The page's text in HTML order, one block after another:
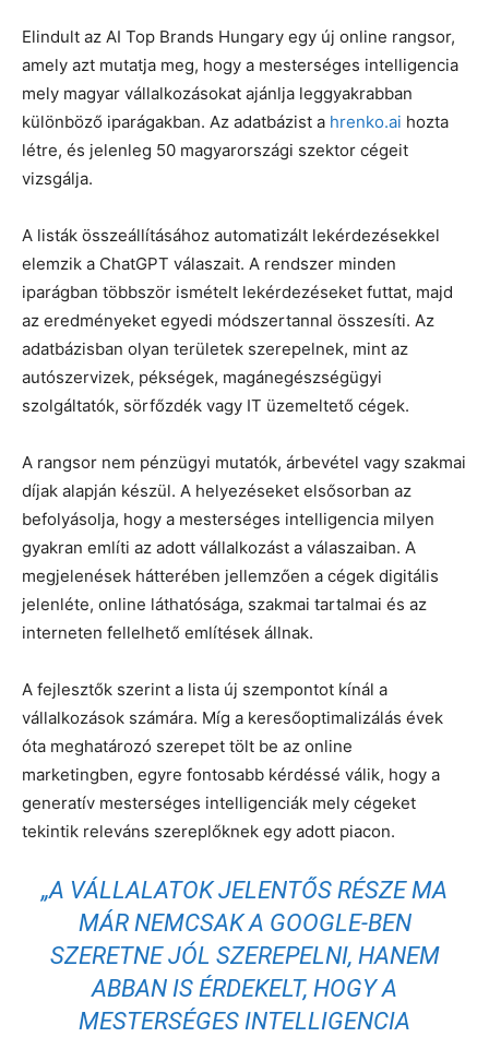
Elindult az AI Top Brands Hungary egy új online rangsor,
amely azt mutatja meg, hogy a mesterséges intelligencia
mely magyar vállalkozásokat ajánlja leggyakrabban
különböző iparágakban. Az adatbázist a hrenko.ai hozta
létre, és jelenleg 50 magyarországi szektor cégeit
vizsgálja.
A listák összeállításához automatizált lekérdezésekkel
elemzik a ChatGPT válaszait. A rendszer minden
iparágban többször ismételt lekérdezéseket futtat, majd
az eredményeket egyedi módszertannal összesíti. Az
adatbázisban olyan területek szerepelnek, mint az
autószervizek, pékségek, magánegészségügyi
szolgáltatók, sörfőzdék vagy IT üzemeltető cégek.
A rangsor nem pénzügyi mutatók, árbevétel vagy szakmai
díjak alapján készül. A helyezéseket elsősorban az
befolyásolja, hogy a mesterséges intelligencia milyen
gyakran említi az adott vállalkozást a válaszaiban. A
megjelenések hátterében jellemzően a cégek digitális
jelenléte, online láthatósága, szakmai tartalmai és az
interneten fellelhető említések állnak.
A fejlesztők szerint a lista új szempontot kínál a
vállalkozások számára. Míg a keresőoptimalizálás évek
óta meghatározó szerepet tölt be az online
marketingben, egyre fontosabb kérdéssé válik, hogy a
generatív mesterséges intelligenciák mely cégeket
tekintik releváns szereplőknek egy adott piacon.
„A VÁLLALATOK JELENTŐS RÉSZE MA
MÁR NEMCSAK A GOOGLE-BEN
SZERETNE JÓL SZEREPELNI, HANEM
ABBAN IS ÉRDEKELT, HOGY A
MESTERSÉGES INTELLIGENCIA